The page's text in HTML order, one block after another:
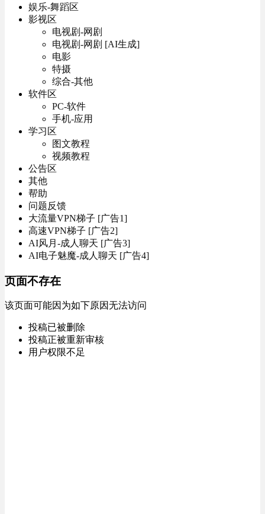
娱乐-舞蹈区
影视区
电视剧-网剧
电视剧-网剧 [AI生成]
电影
特摄
综合-其他
软件区
PC-软件
手机-应用
学习区
图文教程
视频教程
公告区
其他
帮助
问题反馈
大流量VPN梯子 [广告1]
高速VPN梯子 [广告2]
AI风月-成人聊天 [广告3]
AI电子魅魔-成人聊天 [广告4]
页面不存在
该页面可能因为如下原因无法访问
投稿已被删除
投稿正被重新审核
用户权限不足